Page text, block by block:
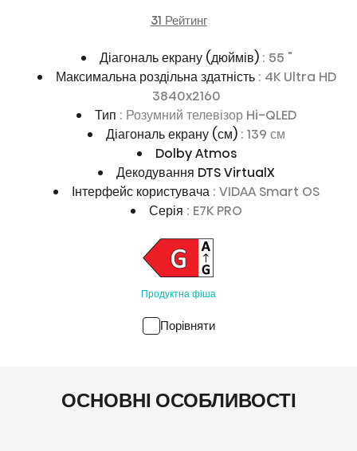
31 Рейтинг
Діагональ екрану (дюймів) : 55 "
Максимальна роздільна здатність : 4K Ultra HD
3840x2160
Тип : Розумний телевізор Hi-QLED
Діагональ екрану (см) : 139 см
Dolby Atmos
Декодування DTS VirtualX
Інтерфейс користувача : VIDAA Smart OS
Серія : E7K PRO
Продуктна фіша
Порівняти
ОСНОВНІ ОСОБЛИВОСТІ